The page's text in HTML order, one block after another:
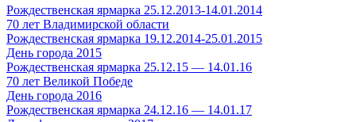
Рождественская ярмарка 25.12.2013-14.01.2014
70 лет Владимирской области
Рождественская ярмарка 19.12.2014-25.01.2015
День города 2015
Рождественская ярмарка 25.12.15 — 14.01.16
70 лет Великой Победе
День города 2016
Рождественская ярмарка 24.12.16 — 14.01.17